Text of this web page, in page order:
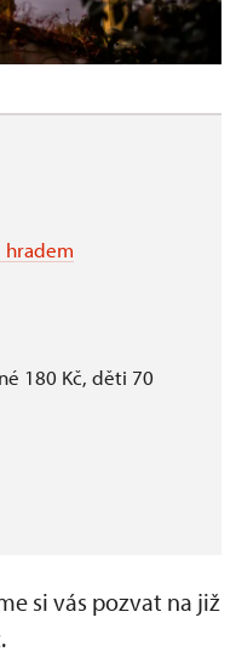
hradem
180 Kč, děti 70
si vás pozvat na již